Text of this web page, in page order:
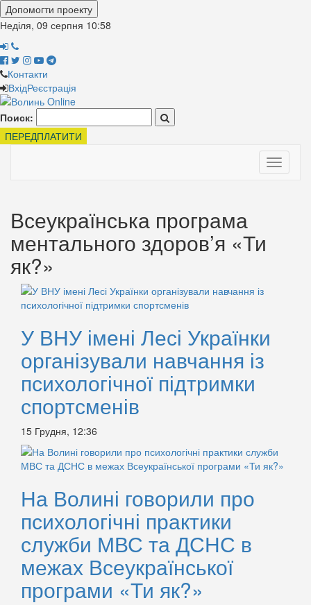
Допомогти проекту
Неділя, 09 серпня 10:58
Контакти
ВхідРеєстрація
Поиск:
ПЕРЕДПЛАТИТИ
Toggle
Всеукраїнська програма
ментального здоров’я «Ти
як?»
У ВНУ імені Лесі Українки
організували навчання із
психологічної підтримки
спортсменів
15 Грудня, 12:36
На Волині говорили про
психологічні практики
служби МВС та ДСНС в
межах Всеукраїнської
програми «Ти як?»